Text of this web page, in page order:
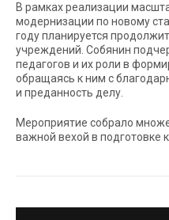
В рамках реализации
модернизации по новому
году планируется
учреждений. Собянин
педагогов и их роли в
обращаясь к ним с
и преданность делу.
Мероприятие собрало
важной вехой в подготовке